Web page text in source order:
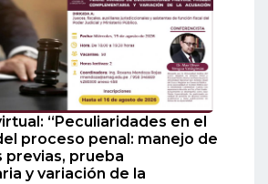
“Peculiaridades en el
proceso penal: manejo de
previas, prueba
y variación de la